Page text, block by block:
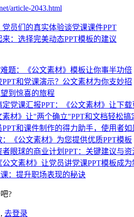
article-2043.html
员们的真实体验谈党课课件PPT
：选择完美动态PPT模板的建议
题：《公文素材》模板让你事半功倍
和党课演示？公文素材为你支妙招
到惊喜的旅程
党课汇报PPT：《公文素材》让下
材》让"两个确立"PPT和文档轻松搞
和课件制作的得力助手，使用者如
《公文素材》为您提供优质PPT模板
眼球的商业计划PPT：关键建议与资
文素材》让党员讲党课PPT模板成为
：提升职场表现的秘诀
?
去登录